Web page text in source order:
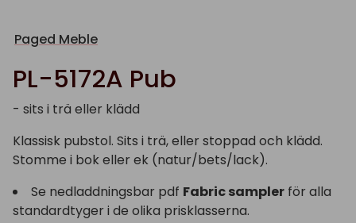
Paged Meble
PL-5172A Pub
- sits i trä eller klädd
Klassisk pubstol. Sits i trä, eller stoppad och klädd.
Stomme i bok eller ek (natur/bets/lack).
Se nedladdningsbar pdf Fabric sampler för alla
standardtyger i de olika prisklasserna.